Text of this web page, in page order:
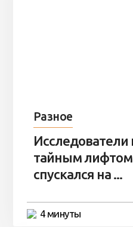
Разное
тайным
спускался на ...
4 минуты